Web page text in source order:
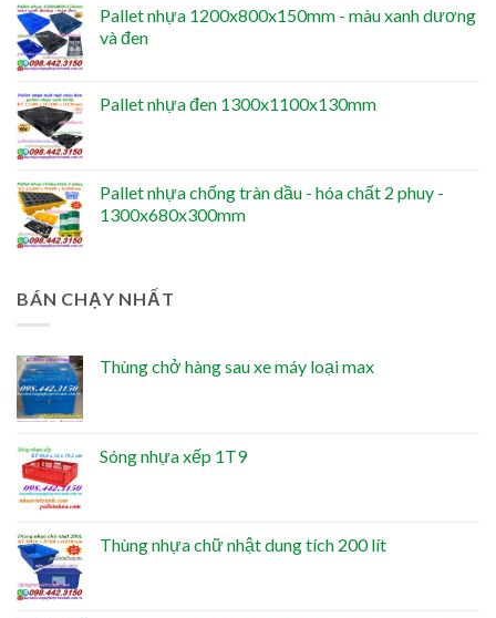
Pallet nhựa 1200x800x150mm - màu xanh dương
và đen
Pallet nhựa đen 1300x1100x130mm
Pallet nhựa chống tràn dầu - hóa chất 2 phuy -
1300x680x300mm
BÁN CHẠY NHẤT
Thùng chở hàng sau xe máy loại max
Sóng nhựa xếp 1T9
Thùng nhựa chữ nhật dung tích 200 lít